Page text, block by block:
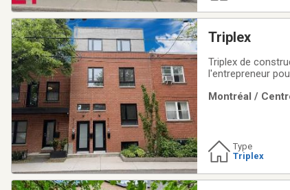
Triplex
Triplex de
l'entrepreneur
bénéficier de
Montréal /
Type
Triplex